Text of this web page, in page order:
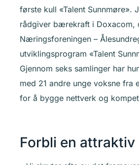
første kull «Talent Sunnmøre».
rådgiver bærekraft i Doxacom,
Næringsforeningen –
utviklingsprogram «Talent
Gjennom seks samlinger har
med 21 andre unge voksne fra
for å bygge nettverk og
Forbli en attraktiv